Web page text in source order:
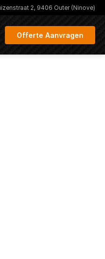
2, 9406 Outer (Ninove)
Offerte Aanvragen